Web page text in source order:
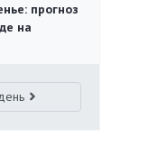
прогноз
на